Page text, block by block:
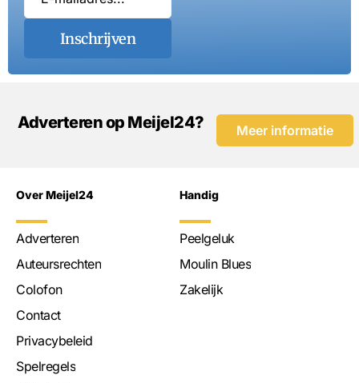
Inschrijven
Adverteren op Meijel24? Meer informatie
Over Meijel24
Adverteren
Auteursrechten
Colofon
Contact
Privacybeleid
Spelregels
Handig
Peelgeluk
Moulin Blues
Zakelijk